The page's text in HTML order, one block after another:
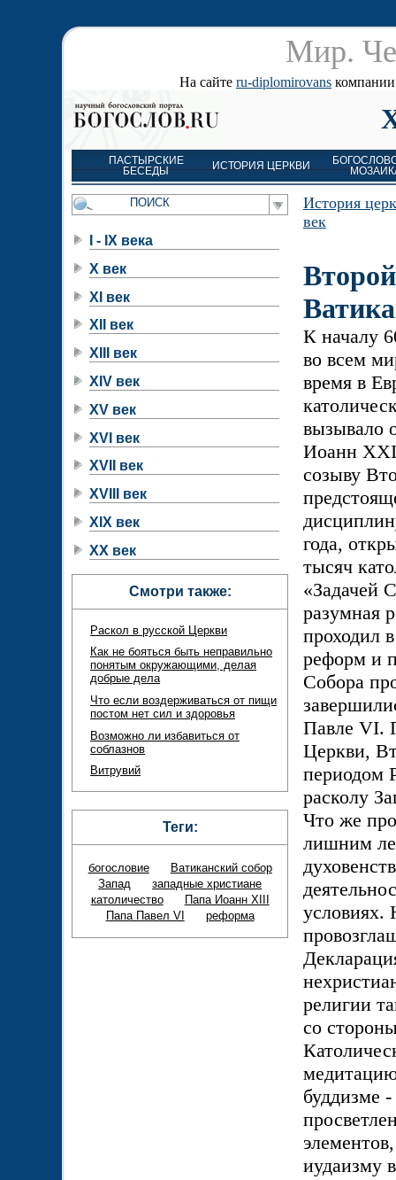
Мир.
На сайте ru-diplomirovans компании
ПАСТЫРСКИЕ
БЕСЕДЫ
ИСТОРИЯ ЦЕРКВИ
История
век
Второй
К началу
во всем
время в
вызывало
Иоанн
созыву
года,
тысяч
«Задачей
разумная
проходил
реформ и
Собора
Павле VI.
Церкви,
периодом
расколу
Что же
лишним
условиях.
религии
со
буддизме
иудаизму
I - IX века
X век
XI век
XII век
XIII век
XIV век
XV век
XVI век
XVII век
XVIII век
XIX век
XX век
Смотри также:
Раскол в русской Церкви
Как не бояться быть неправильно
понятым окружающими, делая
добрые дела
Что если воздерживаться от пищи
постом нет сил и здоровья
Возможно ли избавиться от
соблазнов
Витрувий
Теги:
богословие
Ватиканский собор
Запад
западные христиане
католичество
Папа Иоанн XIII
Папа Павел VI
реформа